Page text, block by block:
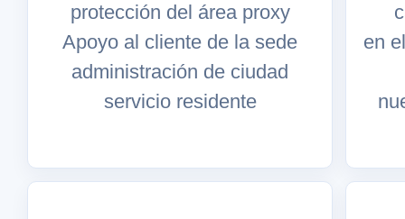
protección del área proxy
Apoyo al cliente de la sede
administración de ciudad
servicio residente
en